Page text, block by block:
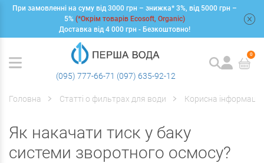
При замовленні на суму від 3000 грн – знижка* 3%, від 5000 грн –
5% (*Окрім товарів Ecosoft, Organic)
Доставка від 4 000 грн - Безкоштовно!
(095) 777-66-71 (097) 635-92-12
0
Головна Статті о фильтрах для води Корисна інформація
Як накачати тиск у баку
системи зворотного осмосу?